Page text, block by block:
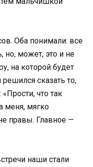
Оба понимали: все
но, может, это и не
на которой будет
сказать то,
что так
меня, мягко
правы. Главное —
наши стали